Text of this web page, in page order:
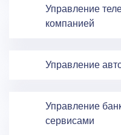
Управление
компанией
Управление
Управление
сервисами